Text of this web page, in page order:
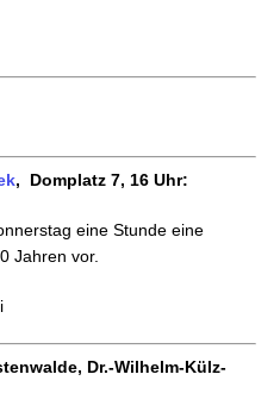
, Domplatz 7, 16 Uhr:
eine Stunde eine
Jahren vor.
Dr.-Wilhelm-Külz-